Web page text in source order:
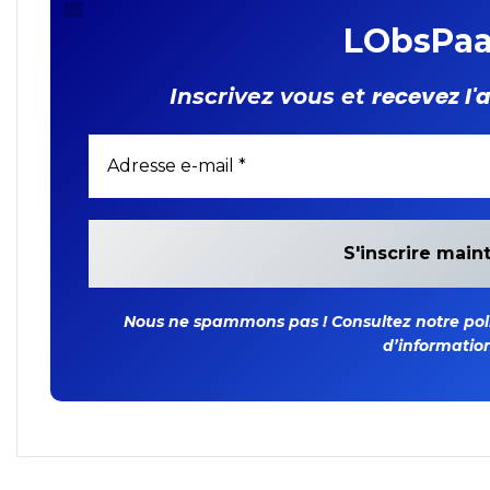
Inscrivez vous et recevez
Nous ne spammons pas ! Consultez notre